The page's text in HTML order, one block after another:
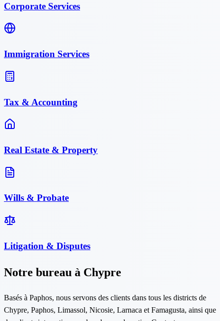
Corporate Services
Immigration Services
Tax & Accounting
Real Estate & Property
Wills & Probate
Litigation & Disputes
Notre bureau à Chypre
Basés à Paphos, nous servons des clients dans tous les districts de
Chypre, Paphos, Limassol, Nicosie, Larnaca et Famagusta, ainsi que